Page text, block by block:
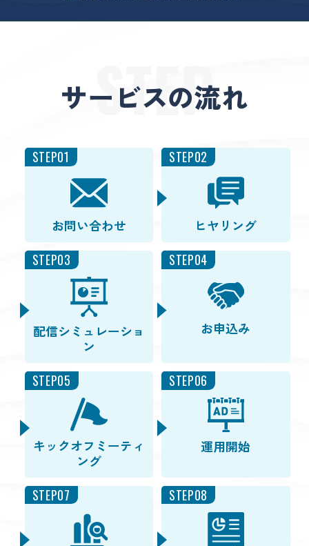
STEP
サービスの流れ
STEP01
お問い合わせ
STEP02
ヒヤリング
STEP03
配信シミュレーショ
ン
STEP04
お申込み
STEP05
キックオフミーティ
ング
STEP06
運用開始
STEP07 STEP08